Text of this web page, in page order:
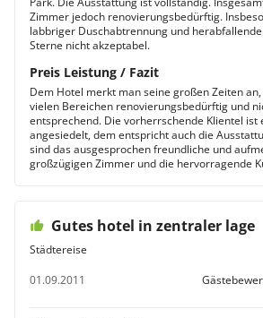
Zimmer jedoch renovierungsbedürftig.
labbriger Duschabtrennung und
Sterne nicht akzeptabel.
Preis Leistung / Fazit
Dem Hotel merkt man seine großen Zeiten
vielen Bereichen renovierungsbedürftig und
entsprechend. Die vorherrschende Klientel ist
angesiedelt, dem entspricht auch die
sind das ausgesprochen freundliche und
großzügigen Zimmer und die hervorragende
Gutes hotel in zentraler lage
Städtereise
01.09.2011